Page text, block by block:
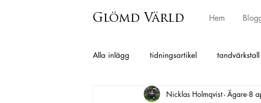
Glömd Värld Hem
Alla inlägg tidningsartikel tandvärkstall
Grimmared Istorp Horred
Nicklas Holmqvist - Ägare 8